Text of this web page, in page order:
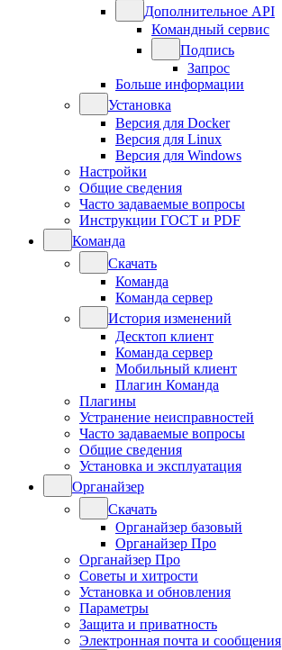
Дополнительное API
Командный сервис
Подпись
Запрос
Больше информации
Установка
Версия для Docker
Версия для Linux
Версия для Windows
Настройки
Общие сведения
Часто задаваемые вопросы
Инструкции ГОСТ и PDF
Команда
Скачать
Команда
Команда сервер
История изменений
Десктоп клиент
Команда сервер
Мобильный клиент
Плагин Команда
Плагины
Устранение неисправностей
Часто задаваемые вопросы
Общие сведения
Установка и эксплуатация
Органайзер
Скачать
Органайзер базовый
Органайзер Про
Органайзер Про
Советы и хитрости
Установка и обновления
Параметры
Защита и приватность
Электронная почта и сообщения